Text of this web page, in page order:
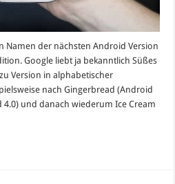
Namen der nächsten Android Version
Google liebt ja bekanntlich Süßes
Version in alphabetischer
nach Gingerbread (Android
und danach wiederum Ice Cream